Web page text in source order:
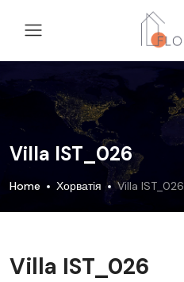
Villa IST_026
Home Хорватія Villa IST_026
Villa IST_026